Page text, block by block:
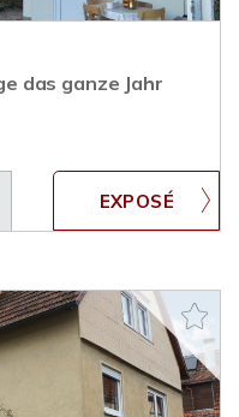
das ganze Jahr